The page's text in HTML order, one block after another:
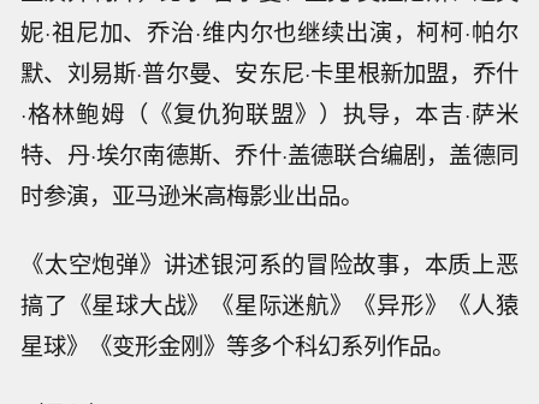
妮·祖尼加、乔治·维内尔也继续出演，柯柯·帕尔
默、刘易斯·普尔曼、安东尼·卡里根新加盟，乔什
·格林鲍姆（《复仇狗联盟》）执导，本吉·萨米
特、丹·埃尔南德斯、乔什·盖德联合编剧，盖德同
时参演，亚马逊米高梅影业出品。
《太空炮弹》讲述银河系的冒险故事，本质上恶
搞了《星球大战》《星际迷航》《异形》《人猿
星球》《变形金刚》等多个科幻系列作品。